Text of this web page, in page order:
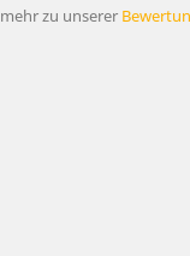
mehr zu unserer